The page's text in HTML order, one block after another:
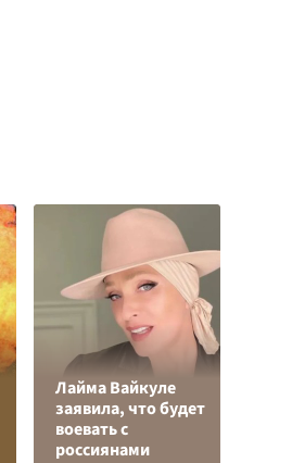
Лайма Вайкуле
заявила, что будет
воевать с
россиянами